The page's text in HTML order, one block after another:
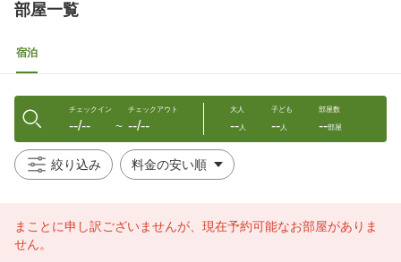
部屋一覧
宿泊
チェックイン
--/-- 〜
チェックアウト
--/--
大人
--人
子ども
--人
部屋数
--部屋
絞り込み
まことに申し訳ございませんが、現在予約可能なお部屋がありま
せん。